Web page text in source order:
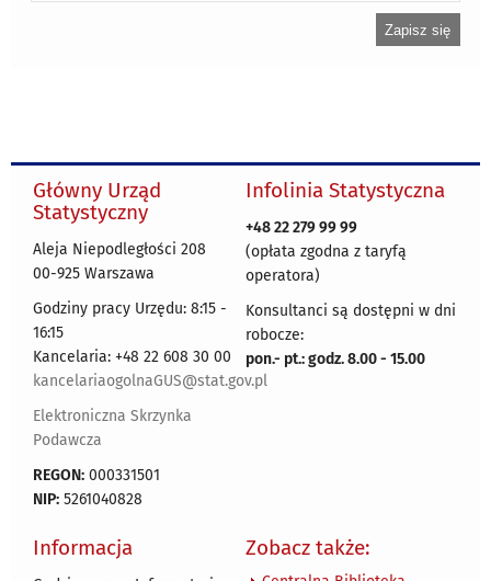
Główny Urząd
Statystyczny
Aleja Niepodległości 208
00-925 Warszawa
Godziny pracy Urzędu: 8:15 -
16:15
Kancelaria: +48 22 608 30 00
kancelariaogolnaGUS@stat.gov.pl
Elektroniczna Skrzynka
Podawcza
REGON: 000331501
NIP: 5261040828
Infolinia Statystyczna
+48 22 279 99 99
(opłata zgodna z taryfą
operatora)
Konsultanci są dostępni w dni
robocze:
pon.- pt.: godz. 8.00 - 15.00
Informacja Zobacz także: